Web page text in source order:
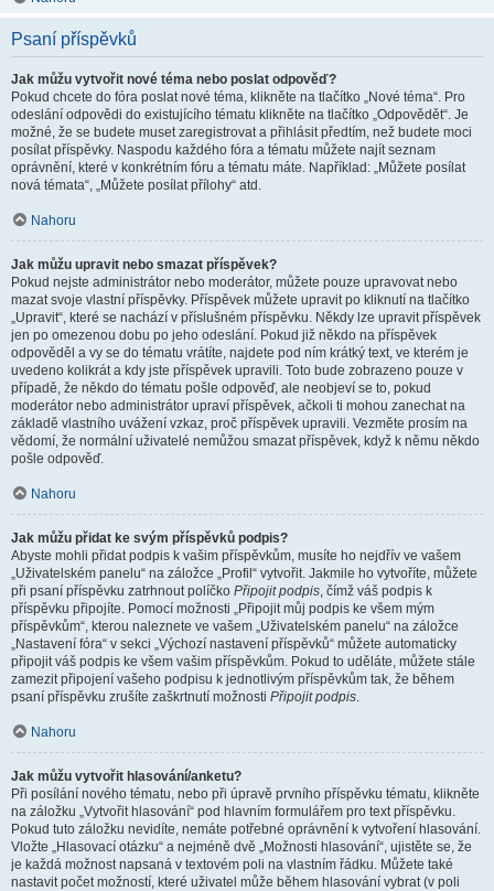
Psaní příspěvků
Jak můžu vytvořit nové téma nebo poslat odpověď?
Pokud chcete do fóra poslat nové téma, klikněte na tlačítko „Nové téma“. Pro
odeslání odpovědi do existujícího tématu klikněte na tlačítko „Odpovědět“. Je
možné, že se budete muset zaregistrovat a přihlásit předtím, než budete moci
posílat příspěvky. Naspodu každého fóra a tématu můžete najít seznam
oprávnění, které v konkrétním fóru a tématu máte. Například: „Můžete posílat
nová témata“, „Můžete posílat přílohy“ atd.
Nahoru
Jak můžu upravit nebo smazat příspěvek?
Pokud nejste administrátor nebo moderátor, můžete pouze upravovat nebo
mazat svoje vlastní příspěvky. Příspěvek můžete upravit po kliknutí na tlačítko
„Upravit“, které se nachází v příslušném příspěvku. Někdy lze upravit příspěvek
jen po omezenou dobu po jeho odeslání. Pokud již někdo na příspěvek
odpověděl a vy se do tématu vrátíte, najdete pod ním krátký text, ve kterém je
uvedeno kolikrát a kdy jste příspěvek upravili. Toto bude zobrazeno pouze v
případě, že někdo do tématu pošle odpověď, ale neobjeví se to, pokud
moderátor nebo administrátor upraví příspěvek, ačkoli ti mohou zanechat na
základě vlastního uvážení vzkaz, proč příspěvek upravili. Vezměte prosím na
vědomí, že normální uživatelé nemůžou smazat příspěvek, když k němu někdo
pošle odpověď.
Nahoru
Jak můžu přidat ke svým příspěvků podpis?
Abyste mohli přidat podpis k vašim příspěvkům, musíte ho nejdřív ve vašem
„Uživatelském panelu“ na záložce „Profil“ vytvořit. Jakmile ho vytvoříte, můžete
při psaní příspěvku zatrhnout políčko Připojit podpis, čímž váš podpis k
příspěvku připojíte. Pomocí možnosti „Připojit můj podpis ke všem mým
příspěvkům“, kterou naleznete ve vašem „Uživatelském panelu“ na záložce
„Nastavení fóra“ v sekci „Výchozí nastavení příspěvků“ můžete automaticky
připojit váš podpis ke všem vašim příspěvkům. Pokud to uděláte, můžete stále
zamezit připojení vašeho podpisu k jednotlivým příspěvkům tak, že během
psaní příspěvku zrušíte zaškrtnutí možnosti Připojit podpis.
Nahoru
Jak můžu vytvořit hlasování/anketu?
Při posílání nového tématu, nebo při úpravě prvního příspěvku tématu, klikněte
na záložku „Vytvořit hlasování“ pod hlavním formulářem pro text příspěvku.
Pokud tuto záložku nevidíte, nemáte potřebné oprávnění k vytvoření hlasování.
Vložte „Hlasovací otázku“ a nejméně dvě „Možnosti hlasování“, ujistěte se, že
je každá možnost napsaná v textovém poli na vlastním řádku. Můžete také
nastavit počet možností, které uživatel může během hlasování vybrat (v poli